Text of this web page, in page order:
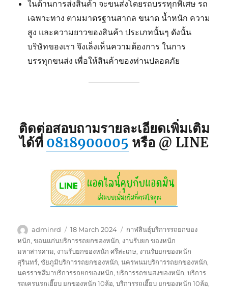
ในด้านการส่งสินค้า จะขนส่งโดยรถบรรทุกพิเศษ รถ
เฉพาะทาง ตามมาตรฐานสากล ขนาด น้ำหนัก ความ
สูง และความยาวของสินค้า ประเภทนั้นๆ ดังนั้น
บริษัทของเรา จึงเล็งเห็นความต้องการ ในการ
บรรทุกขนส่ง เพื่อให้สินค้าของท่านปลอดภัย
ติดต่อสอบถามรายละเอียดเพิ่มเติม
ได้ที่ 0818900005 หรือ @ LINE
Author
adminrd
Posted
on
18 March 2024 Tags
กาฬสินธุ์บริการรถยกของ
หนัก,ขอนแก่นบริการรถยกของหนัก, งานรับยก ของหนัก
มหาสารคาม, งานรับยกของหนัก ศรีสะเกษ, งานรับยกของหนัก
สุรินทร์, ชัยภูมิบริการรถยกของหนัก,นครพนมบริการรถยกของหนัก,
นครราชสีมาบริการรถยกของหนัก,บริการรถขนสงของหนัก,บริการ
รถเครนรถเฮี๊ยบ ยกของหนัก 10ล้อ,บริการรถเฮี๊ยบ ยกของหนัก 10ล้อ,